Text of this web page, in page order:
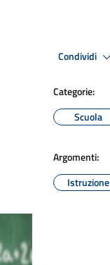
Condividi
Categorie:
Scuola
Argomenti:
Istruzione